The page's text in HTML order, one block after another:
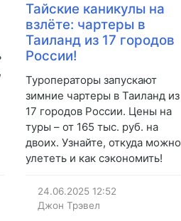
Тайские каникулы на
взлёте: чартеры в
Таиланд из 17 городов
России!
Туроператоры запускают
зимние чартеры в Таиланд из
17 городов России. Цены на
туры – от 165 тыс. руб. на
двоих. Узнайте, откуда можно
улететь и как сэкономить!
24.06.2025 12:52
Джон Трэвел